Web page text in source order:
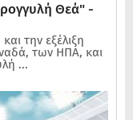
Θεά" -
την εξέλιξη
των ΗΠΑ, και
...